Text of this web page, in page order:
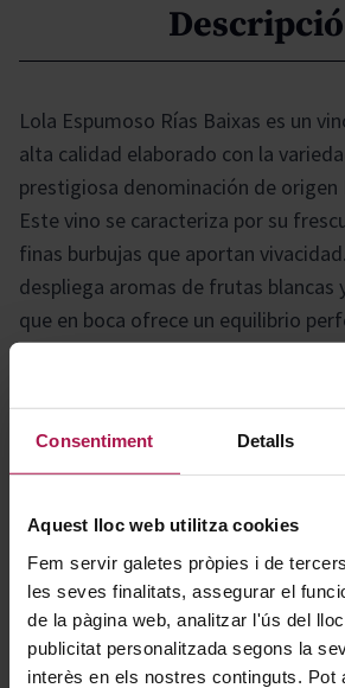
Consentiment Detalls
Aquest lloc web utilitza cookies
Fem servir galetes pròpies i de
les seves finalitats, assegurar el
de la pàgina web, analitzar l'ús del
publicitat personalitzada segons la
interès en els nostres continguts. Pot
Descripció
Lola Espumoso Rías Baixas es un
alta calidad elaborado con la
prestigiosa denominación de origen
Este vino se caracteriza por su
finas burbujas que aportan
despliega aromas de frutas blancas
que en boca ofrece un equilibrio
Historia
Paco & Lola es una bodega fundada
iniciativa de un grupo de viticultores
vino de la comarca de O Salnés,
profesionalizar su producción. Esta